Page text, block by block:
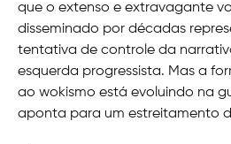
que o extenso e extravagante
disseminado por décadas
tentativa de controle da
esquerda progressista. Mas a
ao wokismo está evoluindo na
aponta para um estreitamento